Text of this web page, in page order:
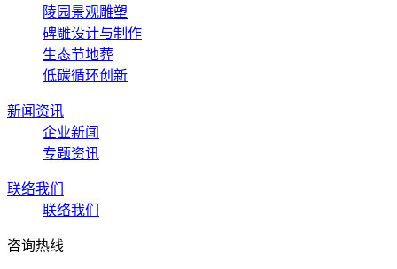
陵园景观雕塑
碑雕设计与制作
生态节地葬
低碳循环创新
新闻资讯
企业新闻
专题资讯
联络我们
联络我们
咨询热线